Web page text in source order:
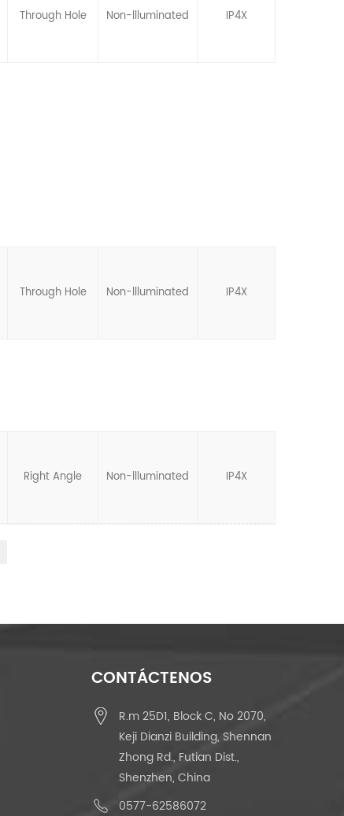
Through Hole Non-llluminated IP4X
Through Hole Non-llluminated IP4X
Right Angle Non-llluminated IP4X
CONTÁCTENOS
R.m 25D1, Block C, No 2070,
Keji Dianzi Building, Shennan
Zhong Rd., Futian Dist.,
Shenzhen, China
0577-62586072